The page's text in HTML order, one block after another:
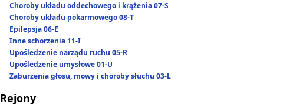
Choroby układu oddechowego i krążenia 07-S
Choroby układu pokarmowego 08-T
Epilepsja 06-E
Inne schorzenia 11-I
Upośledzenie narządu ruchu 05-R
Upośledzenie umysłowe 01-U
Zaburzenia głosu, mowy i choroby słuchu 03-L
Rejony